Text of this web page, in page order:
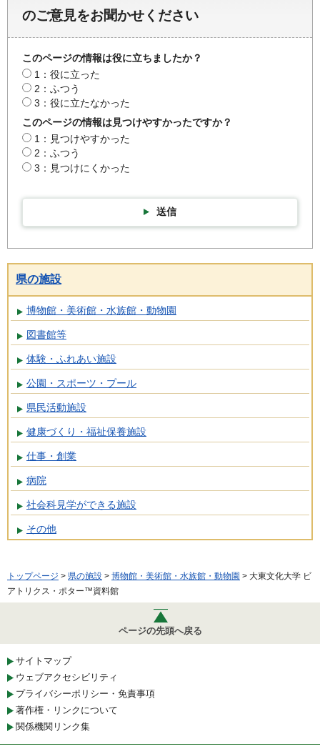
のご意見をお聞かせください
このページの情報は役に立ちましたか？
1：役に立った
2：ふつう
3：役に立たなかった
このページの情報は見つけやすかったですか？
1：見つけやすかった
2：ふつう
3：見つけにくかった
送信
県の施設
博物館・美術館・水族館・動物園
図書館等
体験・ふれあい施設
公園・スポーツ・プール
県民活動施設
健康づくり・福祉保養施設
仕事・創業
病院
社会科見学ができる施設
その他
トップページ > 県の施設 > 博物館・美術館・水族館・動物園 > 大東文化大学 ビ
アトリクス・ポター™資料館
ページの先頭へ戻る
サイトマップ
ウェブアクセシビリティ
プライバシーポリシー・免責事項
著作権・リンクについて
関係機関リンク集